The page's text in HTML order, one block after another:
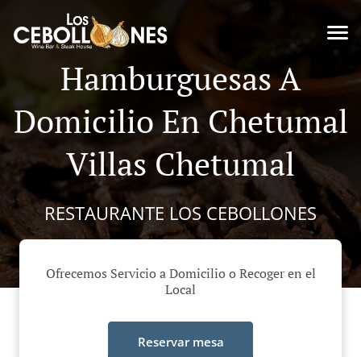
Hamburguesas A
Domicilio En Chetumal
Villas Chetumal
RESTAURANTE LOS CEBOLLONES
Ofrecemos Servicio a Domicilio o Recoger en el
Local
Reservar mesa